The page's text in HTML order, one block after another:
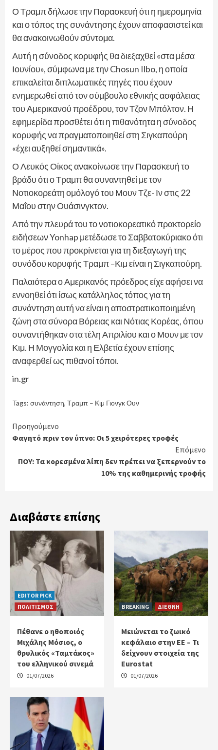
Ο Τραμπ δήλωσε την Παρασκευή ότι η ημερομηνία
και ο τόπος της συνάντησης έχουν αποφασιστεί και
θα ανακοινωθούν σύντομα.
Αυτή η σύνοδος κορυφής θα διεξαχθεί «στα μέσα
Ιουνίου», σύμφωνα με την Chosun Ilbo, η οποία
επικαλείται διπλωματικές πηγές που έχουν
ενημερωθεί από τον σύμβουλο εθνικής ασφάλειας
του Αμερικανού προέδρου, τον Τζον Μπόλτον. Η
εφημερίδα προσθέτει ότι η πιθανότητα η σύνοδος
κορυφής να πραγματοποιηθεί στη Σιγκαπούρη
«έχει αυξηθεί σημαντικά».
Ο Λευκός Οίκος ανακοίνωσε την Παρασκευή το
βράδυ ότι ο Τραμπ θα συναντηθεί με τον
Νοτιοκορεάτη ομόλογό του Μουν Τζε- Ιν στις 22
Μαΐου στην Ουάσινγκτον.
Από την πλευρά του το νοτιοκορεατικό πρακτορείο
ειδήσεων Yonhap μετέδωσε το Σαββατοκύριακο ότι
το μέρος που προκρίνεται για τη διεξαγωγή της
συνόδου κορυφής Τραμπ –Κιμ είναι η Σιγκαπούρη.
Παλαιότερα ο Αμερικανός πρόεδρος είχε αφήσει να
εννοηθεί ότι ίσως κατάλληλος τόπος για τη
συνάντηση αυτή να είναι η αποστρατικοποιημένη
ζώνη στα σύνορα Βόρειας και Νότιας Κορέας, όπου
συναντήθηκαν στα τέλη Απριλίου και ο Μουν με τον
Κιμ. Η Μογγολία και η Ελβετία έχουν επίσης
αναφερθεί ως πιθανοί τόποι.
in.gr
Tags: συνάντηση, Τραμπ – Κιμ Γιονγκ Ουν
Continue
Reading
Προηγούμενο
Φαγητό πριν τον ύπνο: Οι 5 χειρότερες τροφές
Επόμενο
ΠΟΥ: Τα κορεσμένα λίπη δεν πρέπει να ξεπερνούν το
10% της καθημερινής τροφής
Διαβάστε επίσης
EDITOR PICK
ΠΟΛΙΤΙΣΜΟΣ
Πέθανε ο ηθοποιός
Μιχάλης Μόσιος, ο
θρυλικός «Ταμτάκος»
του ελληνικού σινεμά
01/07/2026
BREAKING ΔΙΕΘΝΗ
Μειώνεται το ζωικό
κεφάλαιο στην ΕΕ – Τι
δείχνουν στοιχεία της
Eurostat
01/07/2026